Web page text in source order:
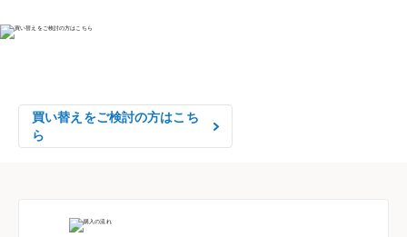
買い替えをご検討の方はこち
ら